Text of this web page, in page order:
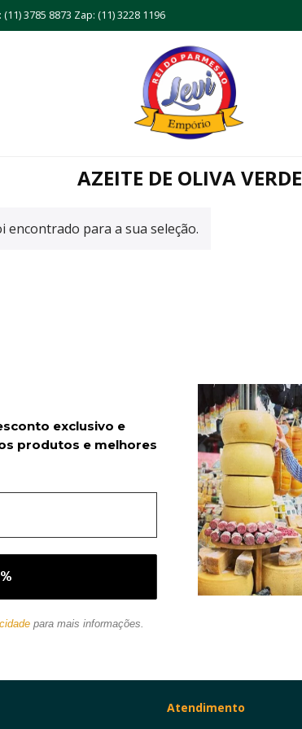
3785 8873 Zap: (11) 3228 1196
AZEITE DE OLIVA VERDE
para a sua seleção.
exclusivo e
produtos e melhores
para mais informações.
Atendimento